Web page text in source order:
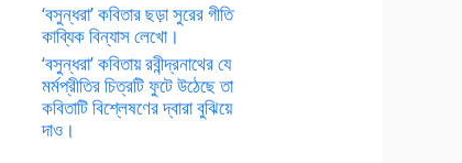
‘বসুন্ধরা’ কবিতার ছড়া সুরের গীতি
কাব্যিক বিন্যাস লেখো।
‘বসুন্ধরা’ কবিতায় রবীন্দ্রনাথের যে
মর্মপ্রীতির চিত্রটি ফুটে উঠেছে তা
কবিতাটি বিশ্লেষণের দ্বারা বুঝিয়ে
দাও।